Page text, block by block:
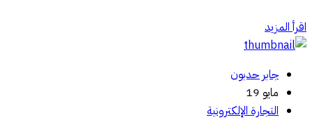
اقرأ المزيد
جابر حدبون
مايو 19
التجارة الإلكترونية